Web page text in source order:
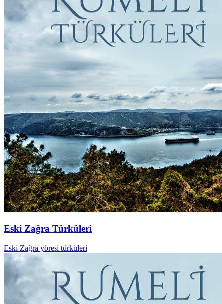
Eski Zağra Türküleri
Eski Zağra yöresi türküleri